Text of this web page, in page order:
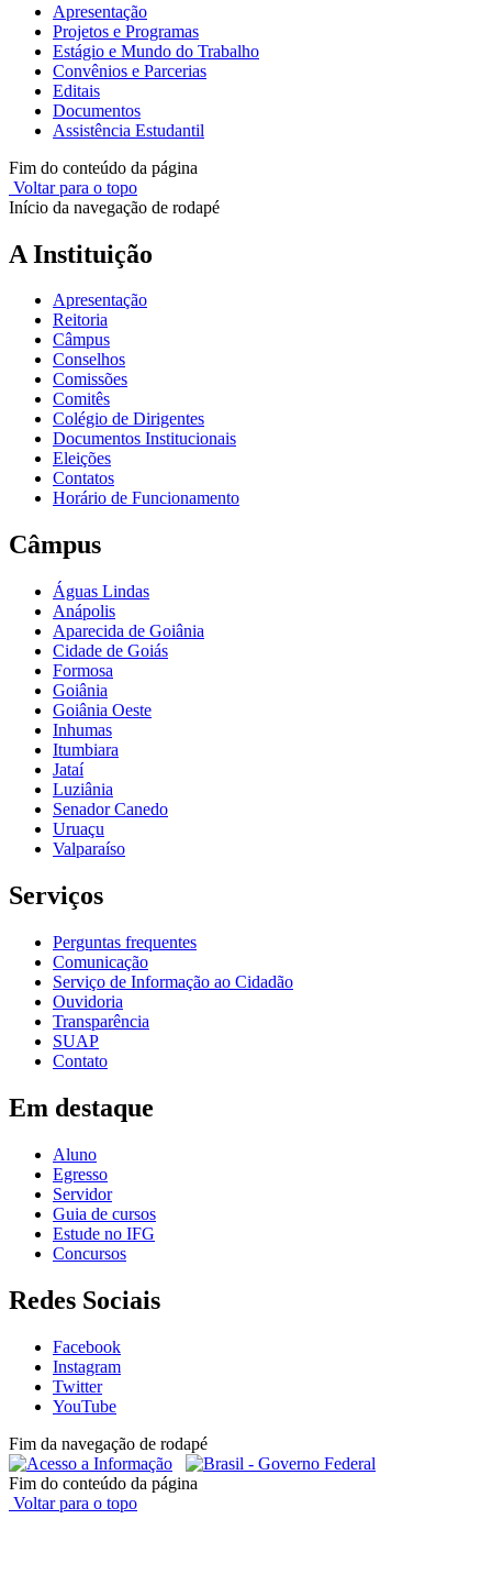
Apresentação
Projetos e Programas
Estágio e Mundo do Trabalho
Convênios e Parcerias
Editais
Documentos
Assistência Estudantil
Fim do conteúdo da página
Voltar para o topo
Início da navegação de rodapé
A Instituição
Apresentação
Reitoria
Câmpus
Conselhos
Comissões
Comitês
Colégio de Dirigentes
Documentos Institucionais
Eleições
Contatos
Horário de Funcionamento
Câmpus
Águas Lindas
Anápolis
Aparecida de Goiânia
Cidade de Goiás
Formosa
Goiânia
Goiânia Oeste
Inhumas
Itumbiara
Jataí
Luziânia
Senador Canedo
Uruaçu
Valparaíso
Serviços
Perguntas frequentes
Comunicação
Serviço de Informação ao Cidadão
Ouvidoria
Transparência
SUAP
Contato
Em destaque
Aluno
Egresso
Servidor
Guia de cursos
Estude no IFG
Concursos
Redes Sociais
Facebook
Instagram
Twitter
YouTube
Fim da navegação de rodapé
Fim do conteúdo da página
Voltar para o topo